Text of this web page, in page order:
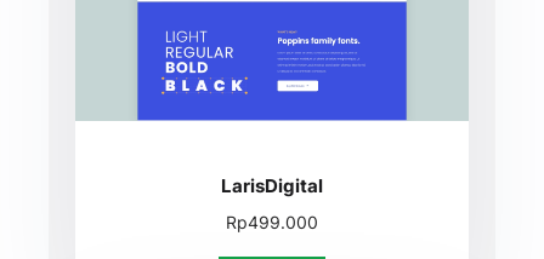
LarisDigital
Rp499.000